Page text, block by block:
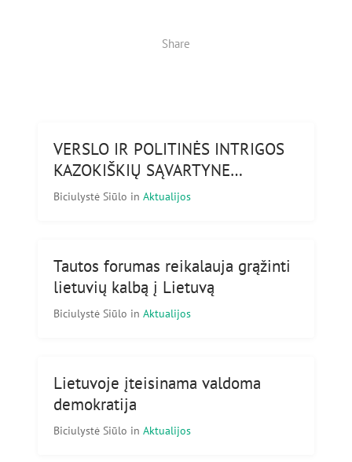
Share
VERSLO IR POLITINĖS INTRIGOS
KAZOKIŠKIŲ SĄVARTYNE…
Biciulystė Siūlo in Aktualijos
Tautos forumas reikalauja grąžinti
lietuvių kalbą į Lietuvą
Biciulystė Siūlo in Aktualijos
Lietuvoje įteisinama valdoma
demokratija
Biciulystė Siūlo in Aktualijos